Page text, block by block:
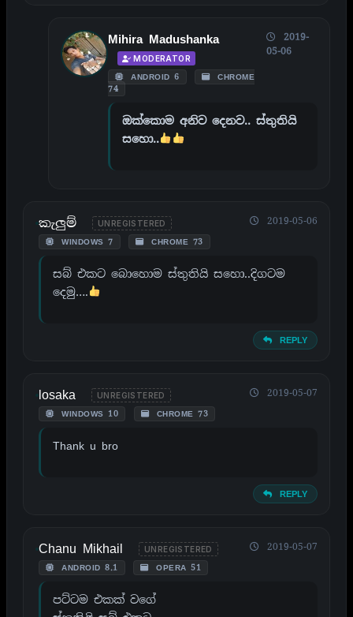
Mihira Madushanka
MODERATOR
ANDROID 6
CHROME
74
2019-
05-06
ඔක්කොම අනිව දෙනව.. ස්තුතියි
සහො..
කැලුම් UNREGISTERED
WINDOWS 7 CHROME 73
2019-05-06
සබ් එකට බොහොම ස්තුතියි සහො..දිගටම
දෙමු….
REPLY
losaka UNREGISTERED
WINDOWS 10 CHROME 73
2019-05-07
Thank u bro
REPLY
Chanu Mikhail UNREGISTERED
ANDROID 8.1 OPERA 51
2019-05-07
පට්ටම එකක් වගේ